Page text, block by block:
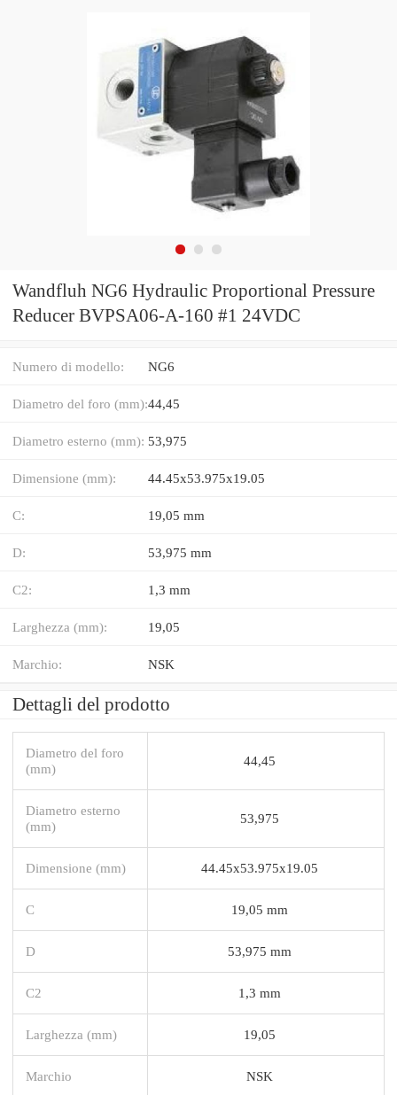
Wandfluh NG6 Hydraulic Proportional Pressure
Reducer BVPSA06-A-160 #1 24VDC
Numero di modello: NG6
Diametro del foro (mm):44,45
Diametro esterno (mm): 53,975
Dimensione (mm): 44.45x53.975x19.05
C: 19,05 mm
D: 53,975 mm
C2: 1,3 mm
Larghezza (mm): 19,05
Marchio: NSK
Dettagli del prodotto
Diametro del foro
(mm)
44,45
Diametro esterno
(mm)
53,975
Dimensione (mm) 44.45x53.975x19.05
C 19,05 mm
D 53,975 mm
C2 1,3 mm
Larghezza (mm) 19,05
Marchio NSK